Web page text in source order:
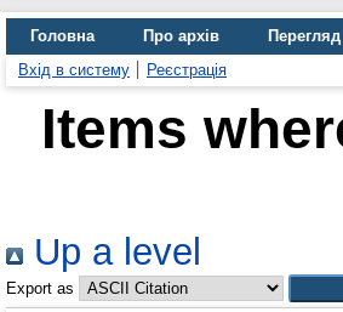
Головна Про архів Перегляд
Вхід в систему
Реєстрація
Items
Up a level
Export as